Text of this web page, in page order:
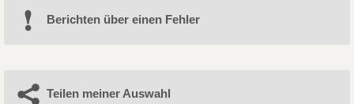
Berichten über einen Fehler
Teilen meiner Auswahl